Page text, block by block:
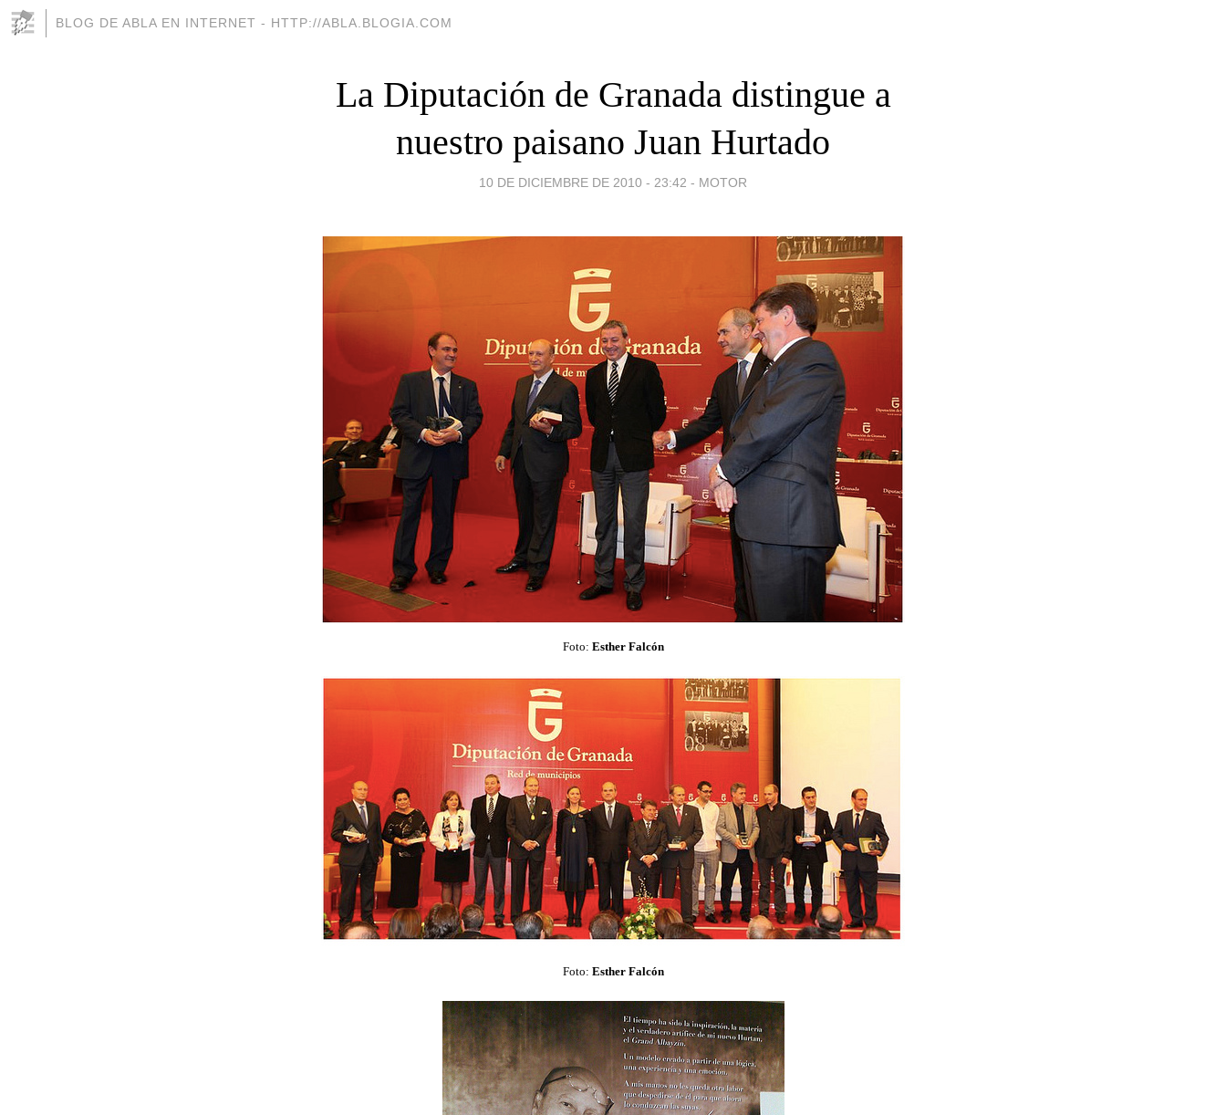
BLOG DE ABLA EN INTERNET - HTTP://ABLA.BLOGIA.COM
La Diputación de Granada distingue a
nuestro paisano Juan Hurtado
10 DE DICIEMBRE DE 2010 - 23:42 - MOTOR
Foto: Esther Falcón
Foto: Esther Falcón